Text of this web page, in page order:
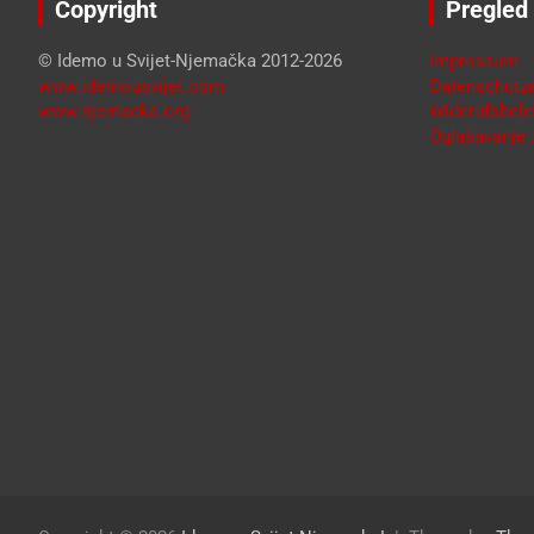
Copyright
© Idemo u Svijet-Njemačka 2012-2026
www.idemousvijet.com
www.njemacka.org
Pregled
Impressum